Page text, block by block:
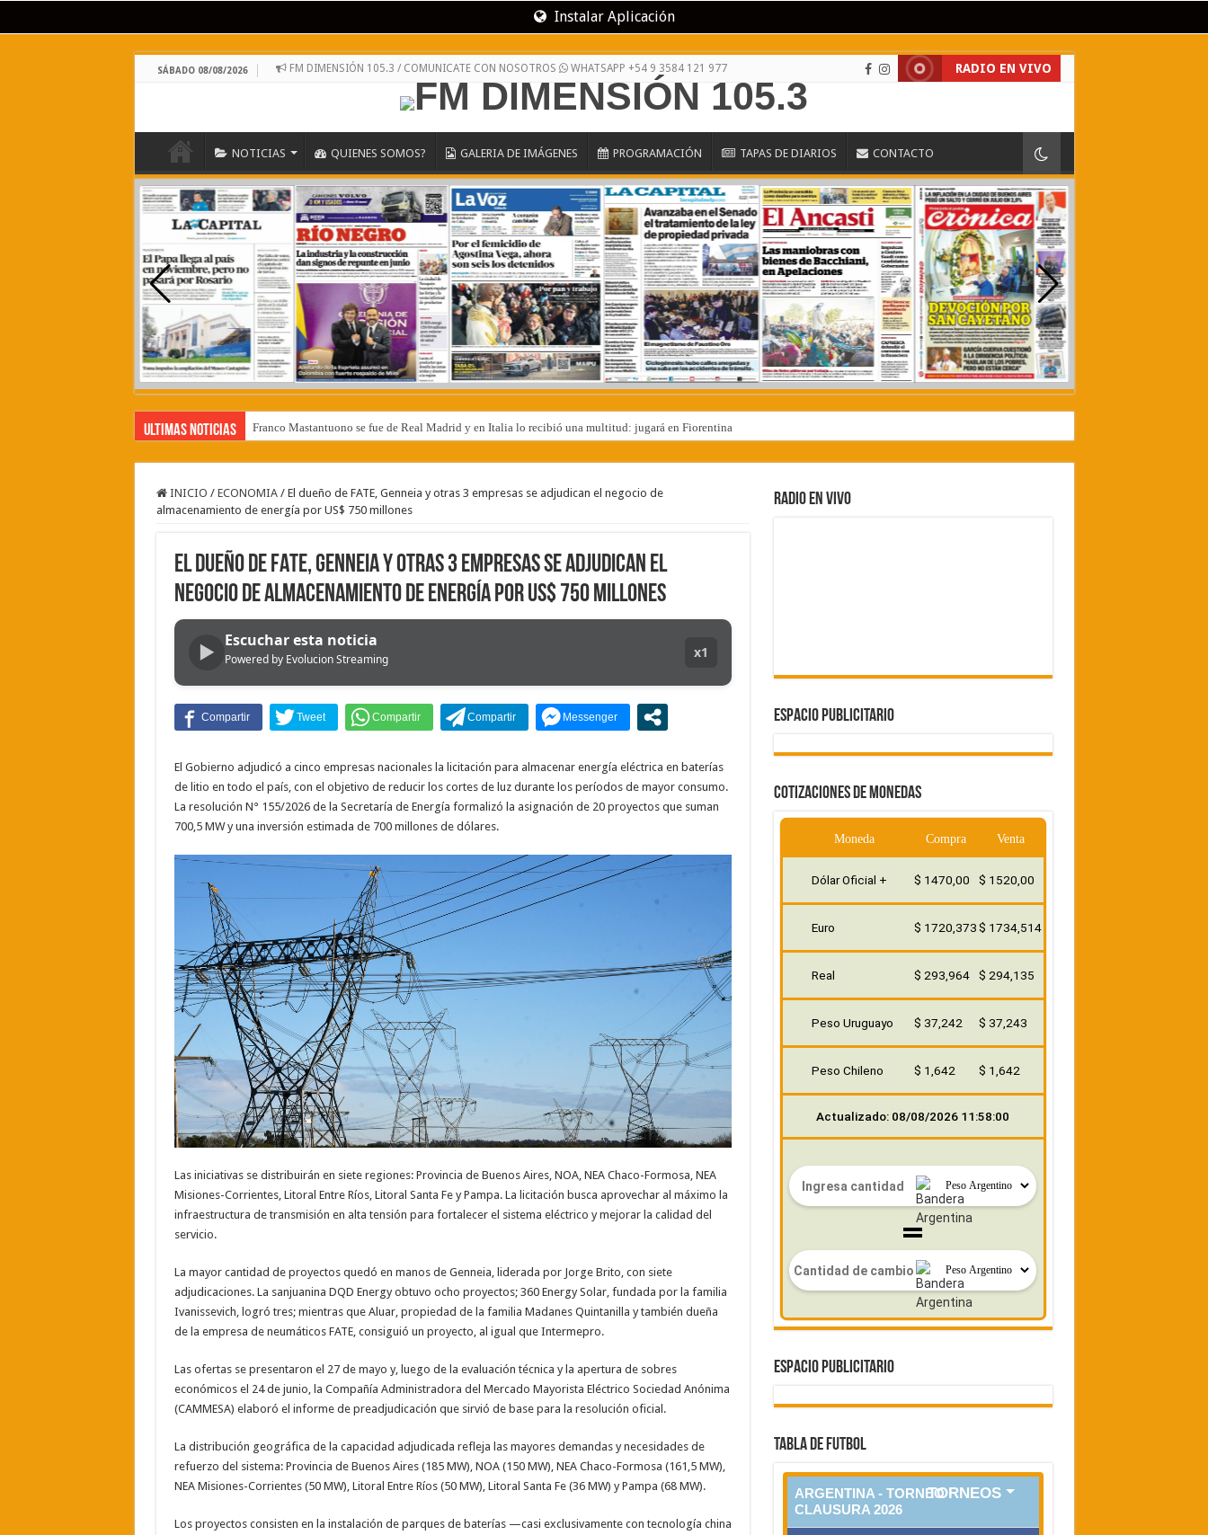
Instalar Aplicación
SÁBADO 08/08/2026 FM DIMENSIÓN 105.3 / COMUNICATE CON NOSOTROS WHATSAPP +54 9 3584 121 977 RADIO EN VIVO
NOTICIAS QUIENES SOMOS? GALERIA DE IMÁGENES PROGRAMACIÓN TAPAS DE DIARIOS CONTACTO
Ultimas Noticias Franco Mastantuono se fue de Real Madrid y en Italia lo recibió una multitud: jugará en Fiorentina
INICIO / ECONOMIA / El dueño de FATE, Genneia y otras 3 empresas se adjudican el negocio de
almacenamiento de energía por US$ 750 millones
El dueño de FATE, Genneia y otras 3 empresas se adjudican el
negocio de almacenamiento de energía por US$ 750 millones
▶ Escuchar esta noticia
Powered by Evolucion Streaming x1
El Gobierno adjudicó a cinco empresas nacionales la licitación para almacenar energía eléctrica en baterías
de litio en todo el país, con el objetivo de reducir los cortes de luz durante los períodos de mayor consumo.
La resolución N° 155/2026 de la Secretaría de Energía formalizó la asignación de 20 proyectos que suman
700,5 MW y una inversión estimada de 700 millones de dólares.
Las iniciativas se distribuirán en siete regiones: Provincia de Buenos Aires, NOA, NEA Chaco-Formosa, NEA
Misiones-Corrientes, Litoral Entre Ríos, Litoral Santa Fe y Pampa. La licitación busca aprovechar al máximo la
infraestructura de transmisión en alta tensión para fortalecer el sistema eléctrico y mejorar la calidad del
servicio.
La mayor cantidad de proyectos quedó en manos de Genneia, liderada por Jorge Brito, con siete
adjudicaciones. La sanjuanina DQD Energy obtuvo ocho proyectos; 360 Energy Solar, fundada por la familia
Ivanissevich, logró tres; mientras que Aluar, propiedad de la familia Madanes Quintanilla y también dueña
de la empresa de neumáticos FATE, consiguió un proyecto, al igual que Intermepro.
Las ofertas se presentaron el 27 de mayo y, luego de la evaluación técnica y la apertura de sobres
económicos el 24 de junio, la Compañía Administradora del Mercado Mayorista Eléctrico Sociedad Anónima
(CAMMESA) elaboró el informe de preadjudicación que sirvió de base para la resolución oficial.
La distribución geográfica de la capacidad adjudicada refleja las mayores demandas y necesidades de
refuerzo del sistema: Provincia de Buenos Aires (185 MW), NOA (150 MW), NEA Chaco-Formosa (161,5 MW),
NEA Misiones-Corrientes (50 MW), Litoral Entre Ríos (50 MW), Litoral Santa Fe (36 MW) y Pampa (68 MW).
Los proyectos consisten en la instalación de parques de baterías —casi exclusivamente con tecnología china
RADIO EN VIVO
ESPACIO PUBLICITARIO
COTIZACIONES DE MONEDAS
Moneda Compra Venta
Dólar Oficial + $ 1470,00 $ 1520,00
Euro $ 1720,373$ 1734,514
Real $ 293,964 $ 294,135
Peso Uruguayo $ 37,242 $ 37,243
Peso Chileno $ 1,642 $ 1,642
Actualizado: 08/08/2026 11:58:00
ESPACIO PUBLICITARIO
TABLA DE FUTBOL